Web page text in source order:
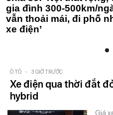
gia đình 300-500km/
vẫn thoải mái, đi phố
xe điện’
Ô TÔ - 3 GIỜ TRƯỚC
Xe điện qua thời đắt
hybrid
Giá